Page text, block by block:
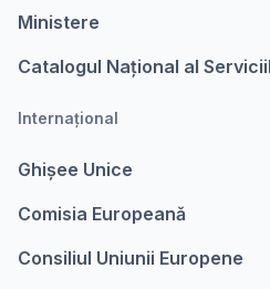
Ministere
Catalogul Național al
Internațional
Ghișee Unice
Comisia Europeanǎ
Consiliul Uniunii Europene